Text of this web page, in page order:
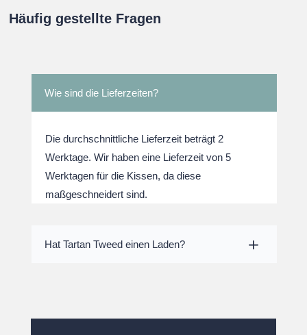
Häufig gestellte Fragen
Wie sind die Lieferzeiten?
Die durchschnittliche Lieferzeit beträgt 2
Werktage. Wir haben eine Lieferzeit von 5
Werktagen für die Kissen, da diese
maßgeschneidert sind.
Hat Tartan Tweed einen Laden?